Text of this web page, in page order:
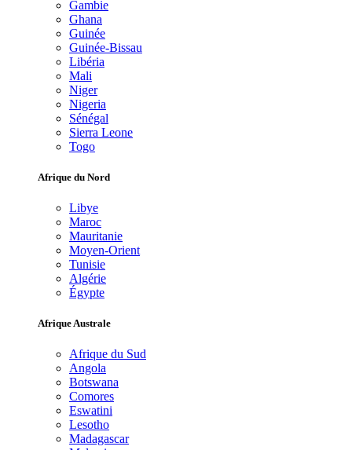
Gambie
Ghana
Guinée
Guinée-Bissau
Libéria
Mali
Niger
Nigeria
Sénégal
Sierra Leone
Togo
Afrique du Nord
Libye
Maroc
Mauritanie
Moyen-Orient
Tunisie
Algérie
Égypte
Afrique Australe
Afrique du Sud
Angola
Botswana
Comores
Eswatini
Lesotho
Madagascar